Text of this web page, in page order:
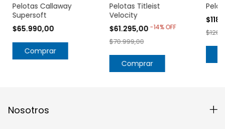
Pelotas Callaway
Supersoft
$65.990,00
Comprar
Pelotas Titleist
Velocity
$61.295,00 -14%OFF
$70.999,00
Comprar
Nosotros